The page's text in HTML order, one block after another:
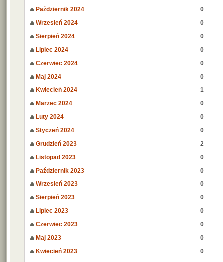
Październik 2024
0
Wrzesień 2024
0
Sierpień 2024
0
Lipiec 2024
0
Czerwiec 2024
0
Maj 2024
0
Kwiecień 2024
1
Marzec 2024
0
Luty 2024
0
Styczeń 2024
0
Grudzień 2023
2
Listopad 2023
0
Październik 2023
0
Wrzesień 2023
0
Sierpień 2023
0
Lipiec 2023
0
Czerwiec 2023
0
Maj 2023
0
Kwiecień 2023
0